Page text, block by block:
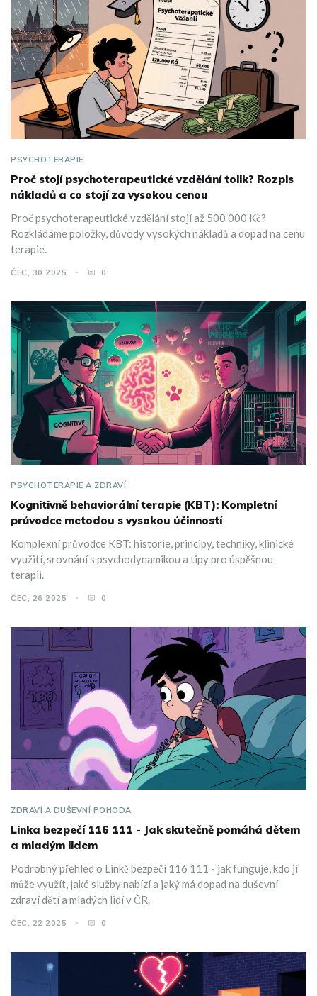
PSYCHOTERAPIE
Proč stojí psychoterapeutické vzdělání tolik? Rozpis
nákladů a co stojí za vysokou cenou
Proč psychoterapeutické vzdělání stojí až 500 000 Kč?
Rozkládáme položky, důvody vysokých nákladů a dopad na cenu
terapie.
ČEC, 30 2025 0
PSYCHOTERAPIE A ZDRAVÍ
Kognitivně behaviorální terapie (KBT): Kompletní
průvodce metodou s vysokou účinností
Komplexní průvodce KBT: historie, principy, techniky, klinické
využití, srovnání s psychodynamikou a tipy pro úspěšnou
terapii.
ČEC, 26 2025 0
ZDRAVÍ A DUŠEVNÍ POHODA
Linka bezpečí 116 111 - Jak skutečně pomáhá dětem
a mladým lidem
Podrobný přehled o Linkě bezpečí 116 111 - jak funguje, kdo ji
může využít, jaké služby nabízí a jaký má dopad na duševní
zdraví dětí a mladých lidí v ČR.
ČEC, 22 2025 0